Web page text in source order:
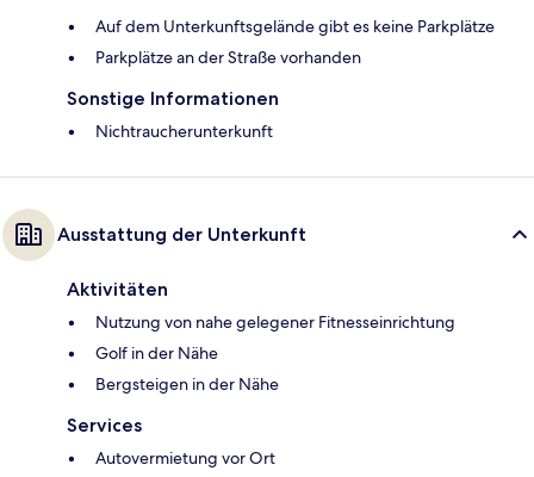
Auf dem Unterkunftsgelände gibt es keine Parkplätze
Parkplätze an der Straße vorhanden
Sonstige Informationen
Nichtraucherunterkunft
Ausstattung der Unterkunft
Aktivitäten
Nutzung von nahe gelegener Fitnesseinrichtung
Golf in der Nähe
Bergsteigen in der Nähe
Services
Autovermietung vor Ort